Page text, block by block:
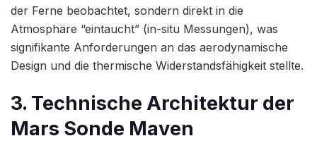
der Ferne beobachtet, sondern direkt in die
Atmosphäre “eintaucht” (in-situ Messungen), was
signifikante Anforderungen an das aerodynamische
Design und die thermische Widerstandsfähigkeit stellte.
3. Technische Architektur der
Mars Sonde Maven